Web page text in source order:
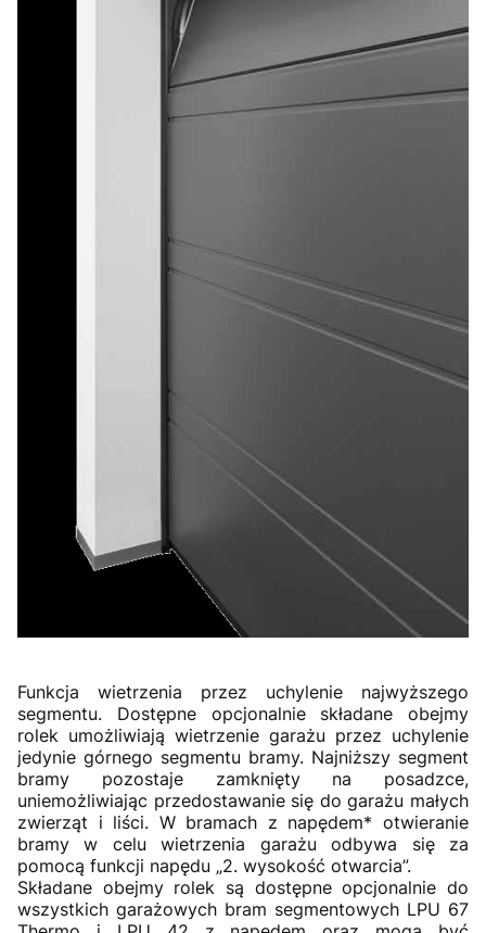
Funkcja wietrzenia przez uchylenie najwyższego
segmentu. Dostępne opcjonalnie składane obejmy
rolek umożliwiają wietrzenie garażu przez uchylenie
jedynie górnego segmentu bramy. Najniższy segment
bramy pozostaje zamknięty na posadzce,
uniemożliwiając przedostawanie się do garażu małych
zwierząt i liści. W bramach z napędem* otwieranie
bramy w celu wietrzenia garażu odbywa się za
pomocą funkcji napędu „2. wysokość otwarcia”.
Składane obejmy rolek są dostępne opcjonalnie do
wszystkich garażowych bram segmentowych LPU 67